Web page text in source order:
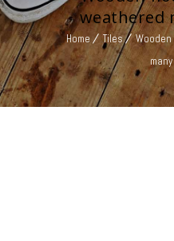
weathered
Home Tiles